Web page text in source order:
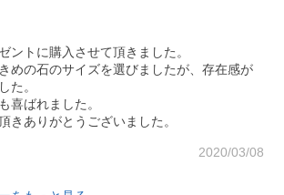
ントに購入させて頂きました。
めの石のサイズを選びましたが、存在感が
た。
喜ばれました。
きありがとうございました。
2020/03/08